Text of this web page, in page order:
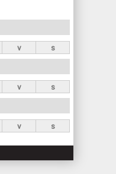
v s
v s
v s